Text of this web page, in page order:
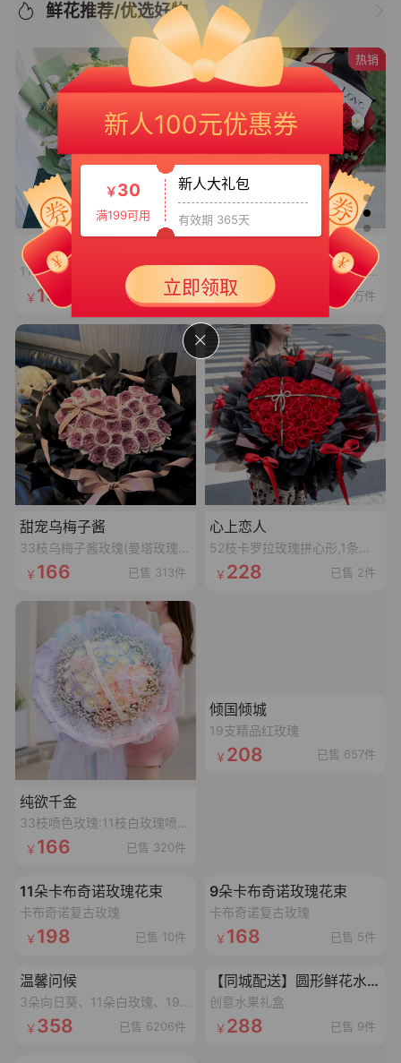
鲜花推荐/优选好物
【花样年华】
11朵香槟花束
139 已售 384件
热销
11枝卡罗拉红玫瑰、4枝白桔梗、4枝红豆、尤加利叶
96 已售 2.1万件
甜宠乌梅子酱
33枝乌梅子酱玫瑰(曼塔玫瑰喷乌梅子酱漆,拼心形),裸粉色蝴蝶结,裸粉色丝袋绕一圈,1条灯串
166 已售 313件
心上恋人
52枝卡罗拉玫瑰拼心形,1条十字黑色丝带,1个珍珠蝴蝶结,1张精美卡片(样式随机)
228 已售 2件
纯欲千金
33枝喷色玫瑰:11枝白玫瑰喷碎冰蓝漆,11枝白玫瑰喷丁香紫漆,11枝白玫瑰喷香妃粉漆,搭配3个同色满天星,1条丝带,2个鱼尾纱蝴蝶结,1个灯串
166 已售 320件
倾国倾城
19支精品红玫瑰
208 已售 657件
加载失败,点击重试
11朵卡布奇诺玫瑰花束
卡布奇诺复古玫瑰
198 已售 10件
加载失败,点击重试
9朵卡布奇诺玫瑰花束
卡布奇诺复古玫瑰
168 已售 5件
加载失败,点击重试
温馨问候
3朵向日葵、11朵白玫瑰、19朵香槟玫瑰抱抱桶
358 已售 6206件
加载失败,点击重试
【同城配送】圆形鲜花水果礼盒
创意水果礼盒
288 已售 9件
新人100元优惠券
￥20
满150可用
新人专享大礼包
有效期 365天
￥30
满199可用
新人大礼包
有效期 365天
50
满399可用
新人专享大礼包3
有效期 365天
立即领取